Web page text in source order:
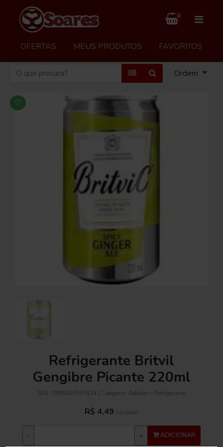
0
OFERTAS MEUS PRODUTOS FAVORITOS
Ordem
Refrigerante Britvil
Gengibre Picante 220ml
SKU: 7896000597434 | Categoria: Bebidas > Refrigerante
R$ 4,49 (Unidade)
- + ADICIONAR